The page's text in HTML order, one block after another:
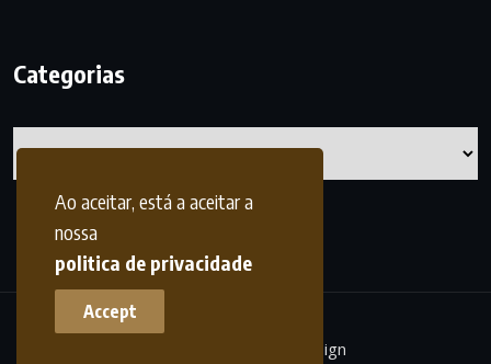
Ao aceitar, está a aceitar a
nossa
politica de privacidade
Accept
Categorias
frdesign